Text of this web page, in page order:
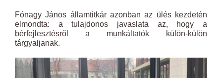
Fónagy János államtitkár azonban az ülés kezdetén
elmondta: a tulajdonos javaslata az, hogy a
bérfejlesztésről a munkáltatók külön-külön
tárgyaljanak.